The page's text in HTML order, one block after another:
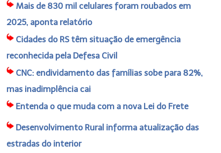
Mais de 830 mil celulares foram roubados em
2025, aponta relatório
Cidades do RS têm situação de emergência
reconhecida pela Defesa Civil
CNC: endividamento das famílias sobe para 82%,
mas inadimplência cai
Entenda o que muda com a nova Lei do Frete
Desenvolvimento Rural informa atualização das
estradas do interior